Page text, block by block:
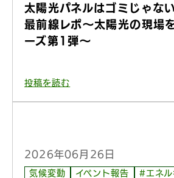
太陽光パネルはゴミじゃな
最前線レポ〜太陽光の現場
ーズ第1弾〜
投稿を読む
2026年06月26日
気候変動 イベント報告 #エネル